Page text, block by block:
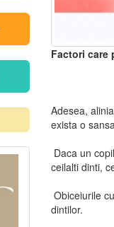
Factori care
Adesea,
exista o
Daca un
ceilalti dinti,
Obiceiurile
dintilor.